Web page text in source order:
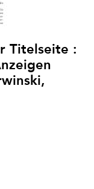
Titelseite :